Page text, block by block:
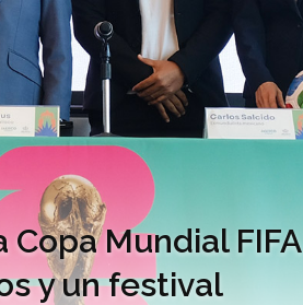
Mundial
y un festival